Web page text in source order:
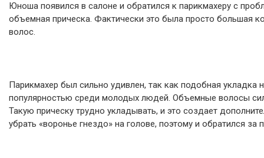
Юноша появился в салоне и обратился к парикмахеру с
объемная прическа. Фактически это была просто большая
волос.
Парикмахер был сильно удивлен, так как подобная укладка
популярностью среди молодых людей. Объемные волосы
Такую прическу трудно укладывать, и это создает
убрать «воронье гнездо» на голове, поэтому и обратился